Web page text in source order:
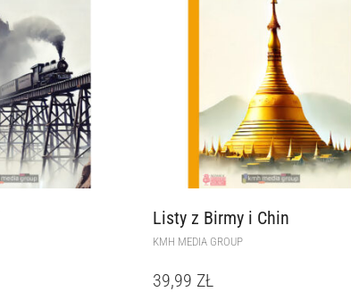
Listy z Birmy i Chin
KMH MEDIA GROUP
39,99 ZŁ